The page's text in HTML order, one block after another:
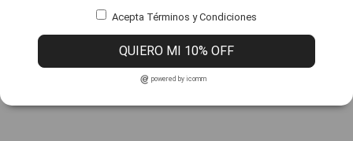
Acepta Términos y Condiciones
QUIERO MI 10% OFF
powered by icomm